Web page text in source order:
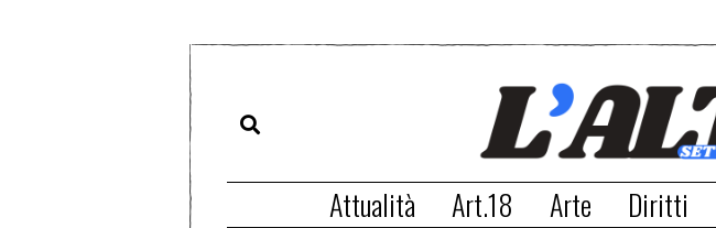
Attualità Art.18 Arte Diritti